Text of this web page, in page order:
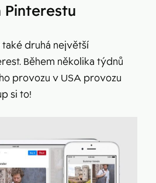
Pinterestu
druhá největší
Během několika týdnů
provozu v USA provozu
si to!